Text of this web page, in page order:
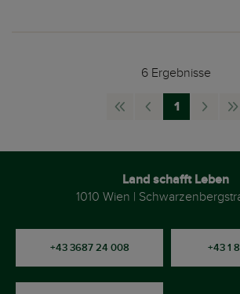
6 Ergebnisse
nav.Firstnav.Pagenav.Page
1
Land schafft Leben
1010 Wien |
+43 3687 24 008 +43 1